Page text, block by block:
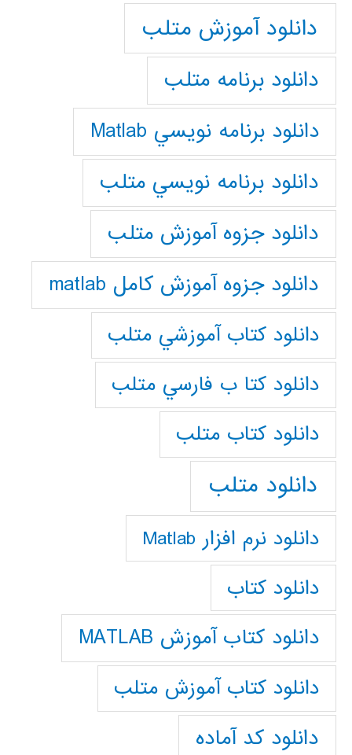
دانلود آموزش متلب
دانلود برنامه متلب
دانلود برنامه نويسي Matlab
دانلود برنامه نويسي متلب
دانلود جزوه آموزش متلب
دانلود جزوه آموزش کامل matlab
دانلود كتاب آموزشي متلب
دانلود كتا ب فارسي متلب
دانلود كتاب متلب
دانلود متلب
دانلود نرم افزار Matlab
دانلود کتاب
دانلود کتاب آموزش MATLAB
دانلود کتاب آموزش متلب
دانلود کد آماده